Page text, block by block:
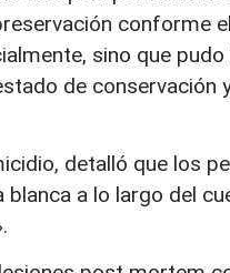
conforme
sino que
de
detalló que los
a lo largo del